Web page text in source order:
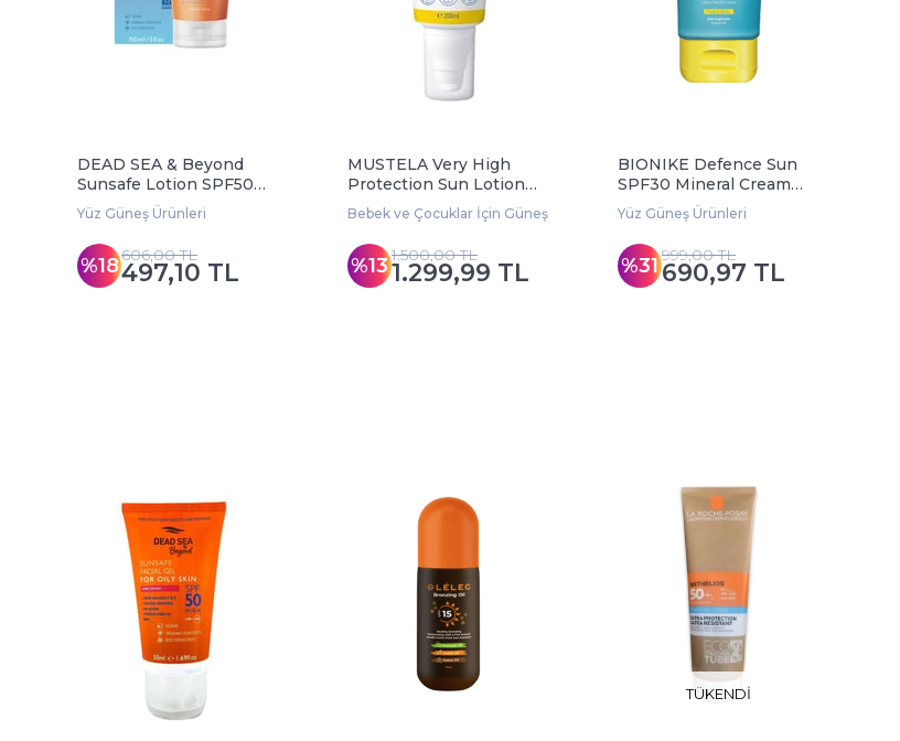
DEAD SEA & Beyond
Sunsafe Lotion SPF50
150 ml
Yüz Güneş Ürünleri
%18497,10 TL
606,00 TL
MUSTELA Very High
Protection Sun Lotion
200 ml
Bebek ve Çocuklar İçin Güneş Ürünleri
%131.299,99 TL
1.500,00 TL
BIONIKE Defence Sun
SPF30 Mineral Cream
100 ml
Yüz Güneş Ürünleri
%31 690,97 TL
999,00 TL
TÜKENDI